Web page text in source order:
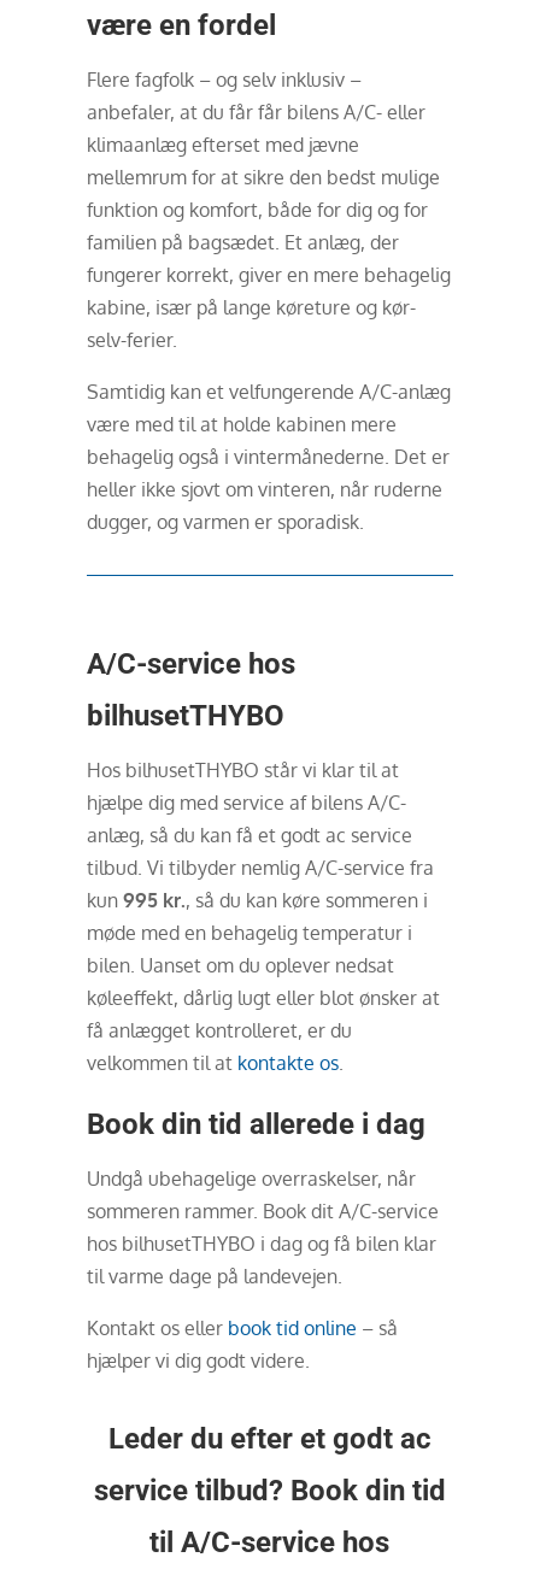
være en fordel
Flere fagfolk – og selv inklusiv –
anbefaler, at du får får bilens A/C- eller
klimaanlæg efterset med jævne
mellemrum for at sikre den bedst mulige
funktion og komfort, både for dig og for
familien på bagsædet. Et anlæg, der
fungerer korrekt, giver en mere behagelig
kabine, især på lange køreture og kør-
selv-ferier.
Samtidig kan et velfungerende A/C-anlæg
være med til at holde kabinen mere
behagelig også i vintermånederne. Det er
heller ikke sjovt om vinteren, når ruderne
dugger, og varmen er sporadisk.
A/C-service hos
bilhusetTHYBO
Hos bilhusetTHYBO står vi klar til at
hjælpe dig med service af bilens A/C-
anlæg, så du kan få et godt ac service
tilbud. Vi tilbyder nemlig A/C-service fra
kun 995 kr., så du kan køre sommeren i
møde med en behagelig temperatur i
bilen. Uanset om du oplever nedsat
køleeffekt, dårlig lugt eller blot ønsker at
få anlægget kontrolleret, er du
velkommen til at kontakte os.
Book din tid allerede i dag
Undgå ubehagelige overraskelser, når
sommeren rammer. Book dit A/C-service
hos bilhusetTHYBO i dag og få bilen klar
til varme dage på landevejen.
Kontakt os eller book tid online – så
hjælper vi dig godt videre.
Leder du efter et godt ac
service tilbud? Book din tid
til A/C-service hos